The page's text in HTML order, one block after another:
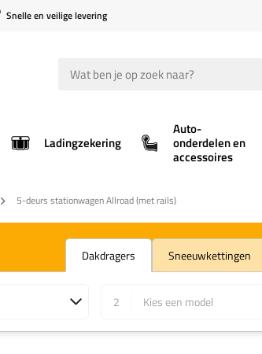
Snelle en veilige levering
Ladingzekering
Auto-
onderdelen en
accessoires
5-deurs stationwagen Allroad (met rails)
Dakdragers Sneeuwkettingen
2 Kies een model